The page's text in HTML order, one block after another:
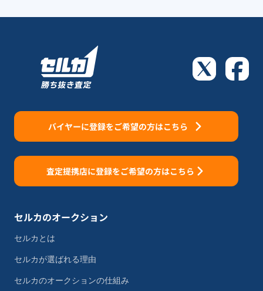
バイヤーに登録をご希望の方はこちら
査定提携店に登録をご希望の方はこちら
セルカのオークション
セルカとは
セルカが選ばれる理由
セルカのオークションの仕組み